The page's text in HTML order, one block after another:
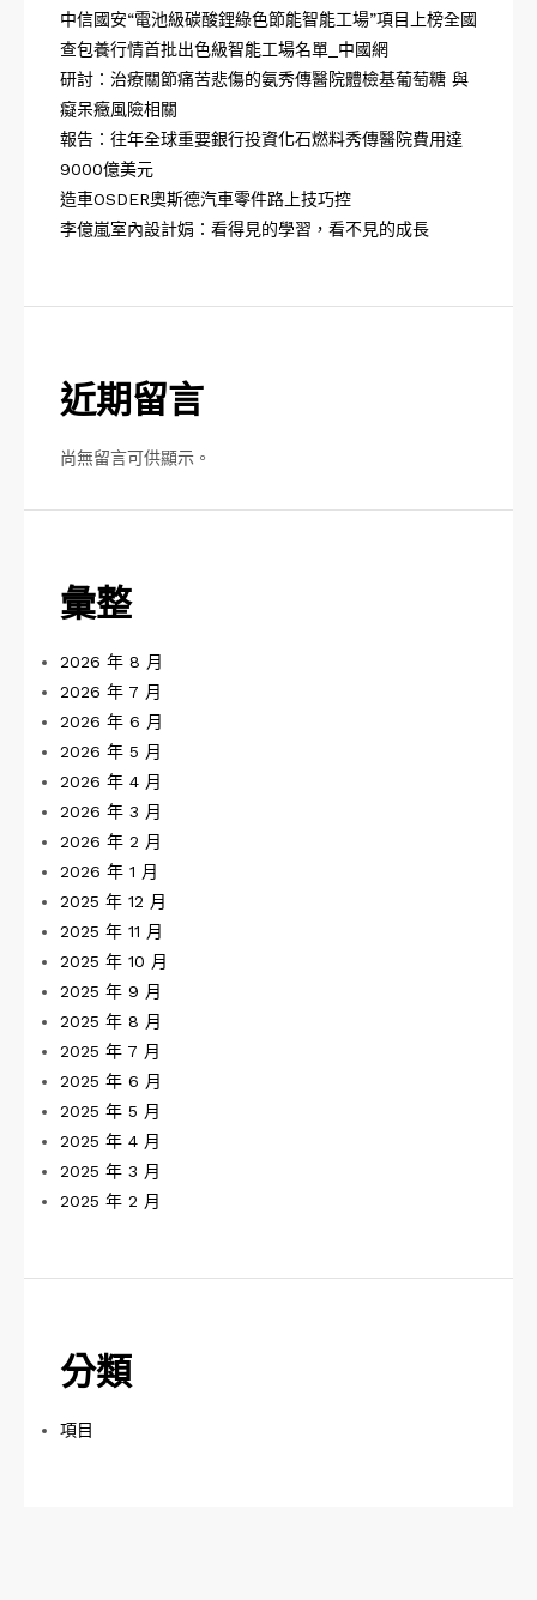
中信國安“電池級碳酸鋰綠色節能智能工場”項目上榜全國
查包養行情首批出色級智能工場名單_中國網
研討：治療關節痛苦悲傷的氨秀傳醫院體檢基葡萄糖 與
癡呆癥風險相關
報告：往年全球重要銀行投資化石燃料秀傳醫院費用達
9000億美元
造車OSDER奧斯德汽車零件路上技巧控
李億嵐室內設計娟：看得見的學習，看不見的成長
近期留言
尚無留言可供顯示。
彙整
2026 年 8 月
2026 年 7 月
2026 年 6 月
2026 年 5 月
2026 年 4 月
2026 年 3 月
2026 年 2 月
2026 年 1 月
2025 年 12 月
2025 年 11 月
2025 年 10 月
2025 年 9 月
2025 年 8 月
2025 年 7 月
2025 年 6 月
2025 年 5 月
2025 年 4 月
2025 年 3 月
2025 年 2 月
分類
項目